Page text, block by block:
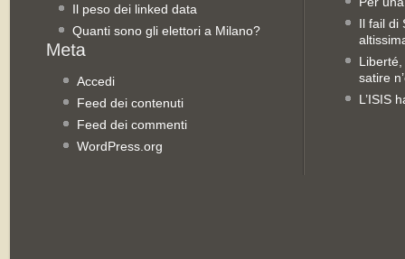
Il peso dei linked data
Quanti sono gli elettori a Milano?
Accedi
Feed dei contenuti
Feed dei commenti
WordPress.org
Il fail di
satire
L’ISIS